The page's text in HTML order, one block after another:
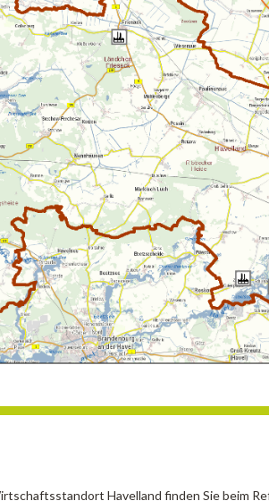
Havelland finden Sie beim